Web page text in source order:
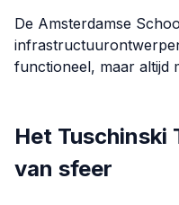
De Amsterdamse
functioneel, maar altijd
Het Tuschinski
van sfeer